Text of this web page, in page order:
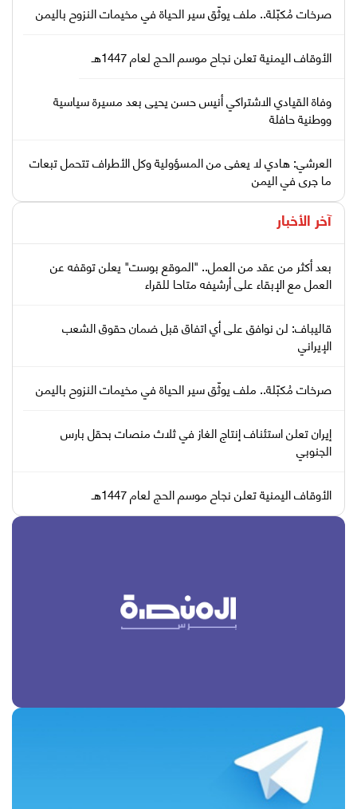
صرخات مُكبّلة.. ملف يوثّق سير الحياة في مخيمات النزوح باليمن
الأوقاف اليمنية تعلن نجاح موسم الحج لعام 1447هـ
وفاة القيادي الاشتراكي أنيس حسن يحيى بعد مسيرة سياسية
ووطنية حافلة
العرشي: هادي لا يعفى من المسؤولية وكل الأطراف تتحمل تبعات
ما جرى في اليمن
آخر الأخبار
بعد أكثر من عقد من العمل.. "الموقع بوست" يعلن توقفه عن
العمل مع الإبقاء على أرشيفه متاحا للقراء
قاليباف: لن نوافق على أي اتفاق قبل ضمان حقوق الشعب
الإيراني
صرخات مُكبّلة.. ملف يوثّق سير الحياة في مخيمات النزوح باليمن
إيران تعلن استئناف إنتاج الغاز في ثلاث منصات بحقل بارس
الجنوبي
الأوقاف اليمنية تعلن نجاح موسم الحج لعام 1447هـ